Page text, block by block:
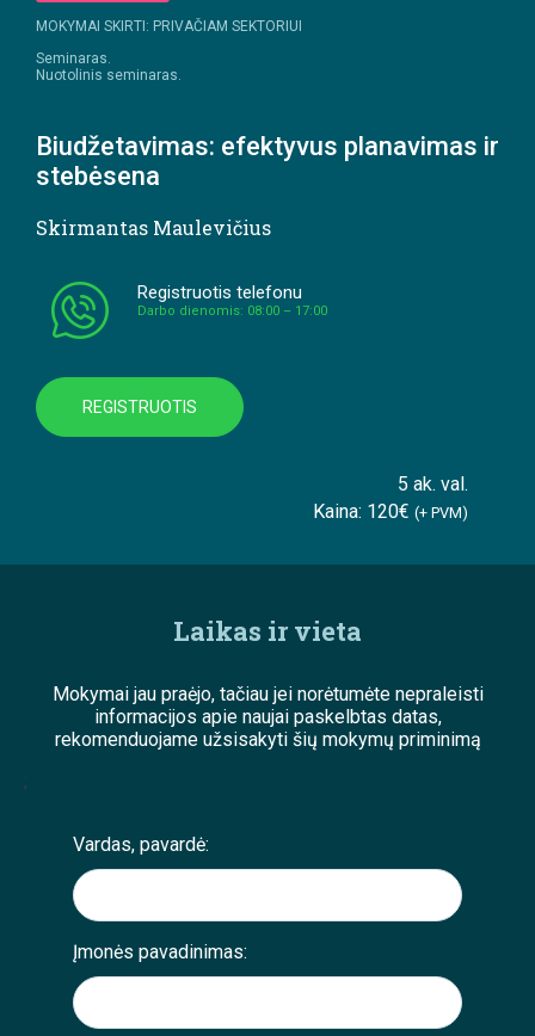
MOKYMAI SKIRTI: PRIVAČIAM SEKTORIUI
Seminaras.
Nuotolinis seminaras.
Biudžetavimas: efektyvus planavimas ir
stebėsena
Skirmantas Maulevičius
Registruotis telefonu
Darbo dienomis: 08:00 – 17:00
REGISTRUOTIS
5 ak. val.
Kaina: 120€ (+ PVM)
Laikas ir vieta
Mokymai jau praėjo, tačiau jei norėtumėte nepraleisti
informacijos apie naujai paskelbtas datas,
rekomenduojame užsisakyti šių mokymų priminimą
;
Vardas, pavardė:
Įmonės pavadinimas: